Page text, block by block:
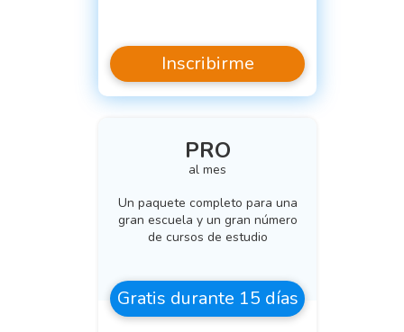
Inscribirme
PRO
al mes
Un paquete completo para una
gran escuela y un gran número
de cursos de estudio
Gratis durante 15 días